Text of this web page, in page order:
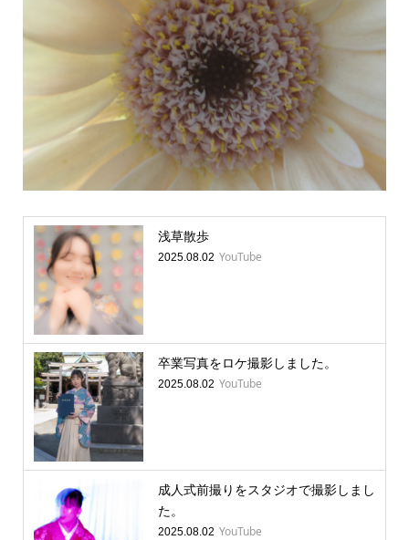
浅草散歩
2025.08.02 YouTube
卒業写真をロケ撮影しました。
2025.08.02 YouTube
成人式前撮りをスタジオで撮影しまし
た。
2025.08.02 YouTube